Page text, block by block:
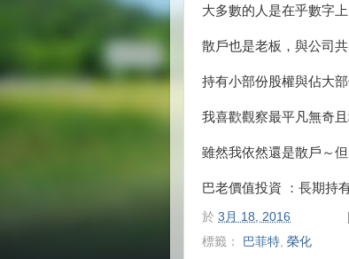
大多數的人是在乎數字
散戶也是老板，與公司共
持有小部份股權與佔大
我喜歡觀察最平凡無奇
雖然我依然還是散戶～
巴老價值投資 ：長期持
於 3月 18, 2016
標籤： 巴菲特 榮化